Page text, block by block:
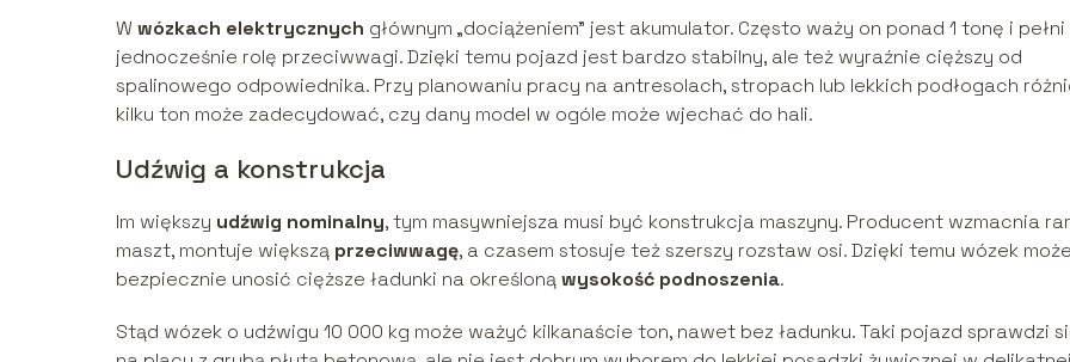
Wwózkach elektrycznych głównym „dociążeniem” jest akumulator. Często waży on ponad 1 tonę i pełni
jednocześnie rolę przeciwwagi. Dzięki temu pojazd jest bardzo stabilny, ale też wyraźnie cięższy od
spalinowego odpowiednika. Przy planowaniu pracy na antresolach, stropach lub lekkich podłogach
kilku ton może zadecydować, czy dany model w ogóle może wjechać do hali.
Udźwig a konstrukcja
Im większy udźwig nominalny, tym masywniejsza musi być konstrukcja maszyny. Producent wzmacnia
maszt, montuje większą przeciwwagę, a czasem stosuje też szerszy rozstaw osi. Dzięki temu wózek może
bezpiecznie unosić cięższe ładunki na określonąwysokość podnoszenia.
Stąd wózek o udźwigu 10 000 kg może ważyć kilkanaście ton, nawet bez ładunku. Taki pojazd sprawdzi